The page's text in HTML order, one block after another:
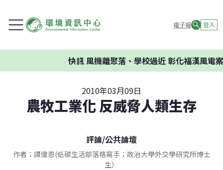
電子報 登入
快訊風機離聚落、學校過近 彰化福漢風電案環
2010年03月09日
農牧工業化 反威脅人類生存
評論/公共論壇
作者：譚偉恩(低碳生活部落格寫手；政治大學外交學研究所博士
生）